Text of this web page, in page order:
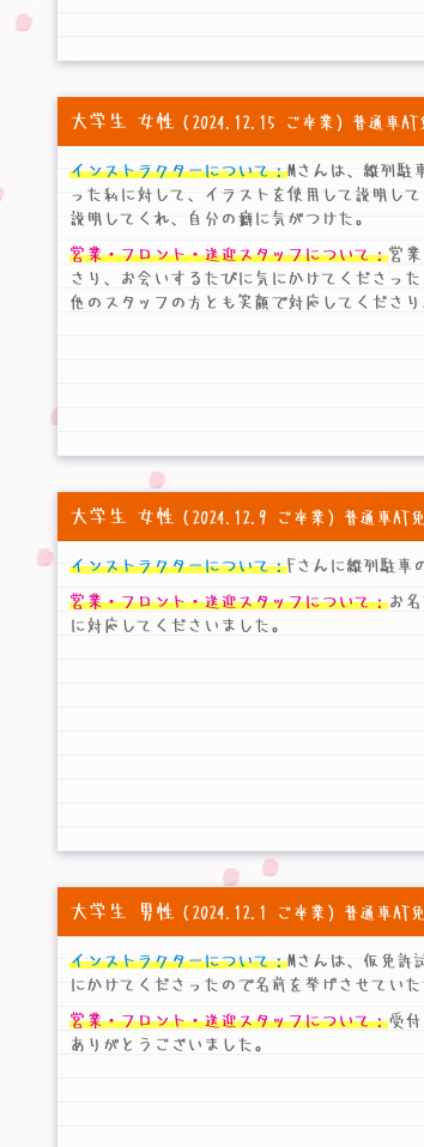
大学生 女性 （2024.12.15 ご卒業）普通車AT
インストラクターについて：Mさんは、縦列駐
った私に対して、イラストを使用して説明し
説明してくれ、自分の癖に気がつけた。
営業・フロント・送迎スタッフについて：営
さり、お会いするたびに気にかけてくださっ
他のスタッフの方とも笑顔で対応してくださ
大学生 女性 （2024.12.9 ご卒業）普通車AT
インストラクターについて：Fさんに縦列駐車
営業・フロント・送迎スタッフについて：お
に対応してくださいました。
大学生 男性 （2024.12.1 ご卒業）普通車AT
インストラクターについて：Mさんは、仮免許
にかけてくださったので名前を挙げさせていた
営業・フロント・送迎スタッフについて：受
ありがとうございました。